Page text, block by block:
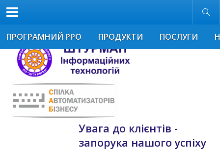
Розмір шрифта
Увага до клієнтів -
запорука нашого успіху
ПРОГРАМНИЙ РРО ПРОДУКТИ ПОСЛУГИ